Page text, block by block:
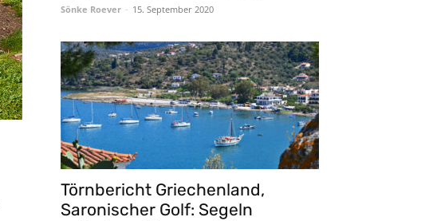
Sönke Roever - 15. September 2020
Törnbericht Griechenland,
Saronischer Golf: Segeln